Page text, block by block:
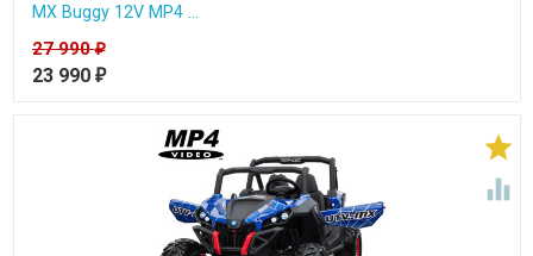
MX Buggy 12V MP4 ...
27 990₽
23 990 ₽

